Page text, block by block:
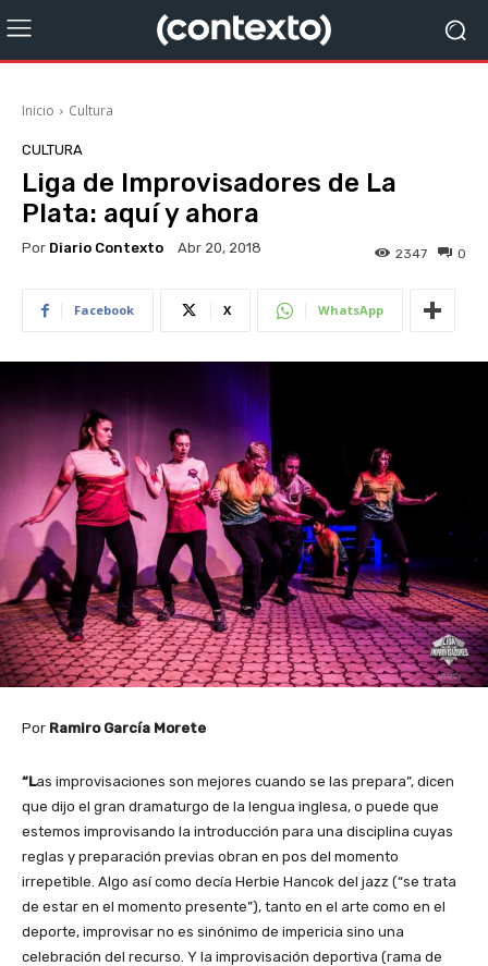
Inicio Cultura
CULTURA
Liga de Improvisadores de La
Plata: aquí y ahora
Por Diario Contexto Abr 20, 2018 0
2347
Facebook X WhatsApp
Por Ramiro García Morete
“Las improvisaciones son mejores cuando se las prepara”, dicen
que dijo el gran dramaturgo de la lengua inglesa, o puede que
estemos improvisando la introducción para una disciplina cuyas
reglas y preparación previas obran en pos del momento
irrepetible. Algo así como decía Herbie Hancok del jazz (“se trata
de estar en el momento presente”), tanto en el arte como en el
deporte, improvisar no es sinónimo de impericia sino una
celebración del recurso. Y la improvisación deportiva (rama de